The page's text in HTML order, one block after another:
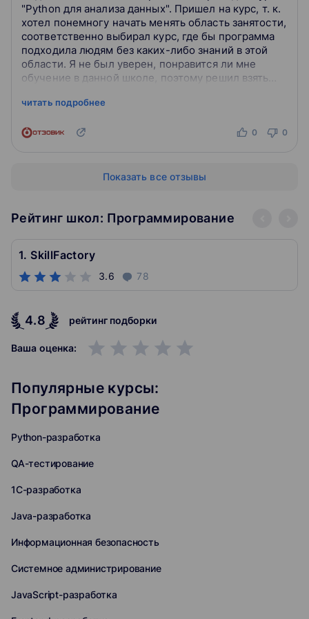
"Python для анализа данных". Пришел на курс, т. к.
хотел понемногу начать менять область занятости,
соответственно выбирал курс, где бы программа
подходила людям без каких-либо знаний в этой
области. Я не был уверен, понравится ли мне
обучение в данной школе, поэтому решил взять
читать подробнее
0 0
Показать все отзывы
Рейтинг школ: Программирование
1. SkillFactory
3.6 78
4.8 рейтинг подборки
Ваша оценка: grade grade grade grade grade
Популярные курсы:
Программирование
Python-разработка
QA-тестирование
1C-разработка
Java-разработка
Информационная безопасность
Системное администрирование
JavaScript-разработка